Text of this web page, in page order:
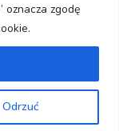
oznacza zgodę
Odrzuć
2026.